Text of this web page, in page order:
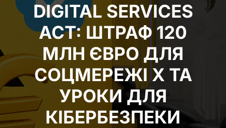
DIGITAL SERVICES
ACT: ШТРАФ 120
МЛН ЄВРО ДЛЯ
СОЦМЕРЕЖІ X ТА
УРОКИ ДЛЯ
КІБЕРБЕЗПЕКИ